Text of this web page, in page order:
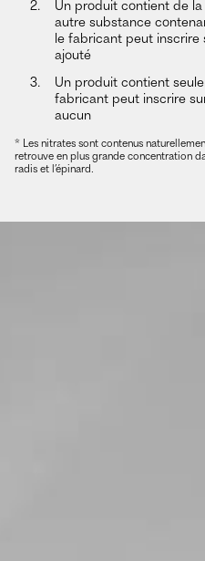
Un produit contient de
autre substance
le fabricant peut inscrire
ajouté
Un produit contient
fabricant peut inscrire
aucun
* Les nitrates sont contenus
retrouve en plus grande concentration
radis et l’épinard.